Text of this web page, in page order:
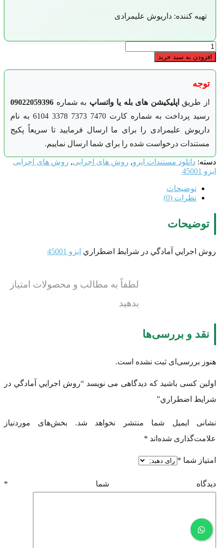
تهیه کننده: داریوش علیمرادی
روش
اجرايي
آمادگي
در
شرايط
عدد
افزودن به سبد خرید
توجه
از طریق اپلیکیشن های بله یا واتساپ به شماره 09022059396
رسید پرداخت به شماره کارت 7470 7373 3378 6104 به نام
داریوش علیمرادی را برای ما ارسال فرمایید تا سریعاً پکیج
مستندات درخواست شده را برای شما ارسال نماییم.
دسته: دانلود مستندات ایزو, روش های اجرایی, روش های اجرایی
ایزو 45001
توضیحات
نظرات (0)
توضیحات
روش اجرايي آمادگي در شرايط اضطراري ایزو 45001
لطفاً به مطالب و محصولات امتیاز
بدهید
نقد و بررسی‌ها
هنوز بررسی‌ای ثبت نشده است.
اولین کسی باشید که دیدگاهی می نویسد “روش اجرايي آمادگي در
شرايط اضطراري”
نشانی ایمیل شما منتشر نخواهد شد.
بخش‌های موردنیاز
علامت‌گذاری شده‌اند *
امتیاز شما *
دیدگاه شما *